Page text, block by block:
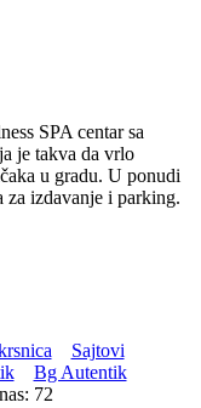
SPA centar sa
je takva da vrlo
u gradu. U ponudi
za izdavanje i parking.
Sajtovi
Bg Autentik
72